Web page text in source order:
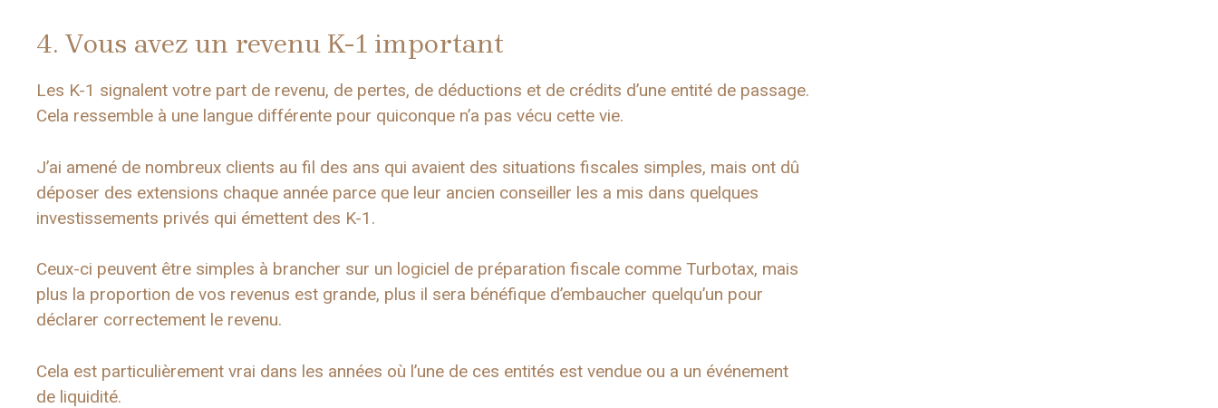
4. Vous avez un revenu K-1 important
Les K-1 signalent votre part de revenu, de pertes, de déductions et de crédits d’une entité de passage.
Cela ressemble à une langue différente pour quiconque n’a pas vécu cette vie.
J’ai amené de nombreux clients au fil des ans qui avaient des situations fiscales simples, mais ont dû
déposer des extensions chaque année parce que leur ancien conseiller les a mis dans quelques
investissements privés qui émettent des K-1.
Ceux-ci peuvent être simples à brancher sur un logiciel de préparation fiscale comme Turbotax, mais
plus la proportion de vos revenus est grande, plus il sera bénéfique d’embaucher quelqu’un pour
déclarer correctement le revenu.
Cela est particulièrement vrai dans les années où l’une de ces entités est vendue ou a un événement
de liquidité.